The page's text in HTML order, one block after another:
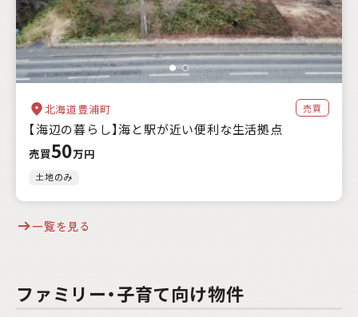
北海道豊浦町 売買
【海辺の暮らし】海と駅が近い便利な生活拠点
売買50万円
土地のみ
一覧を見る
ファミリー・子育て向け物件